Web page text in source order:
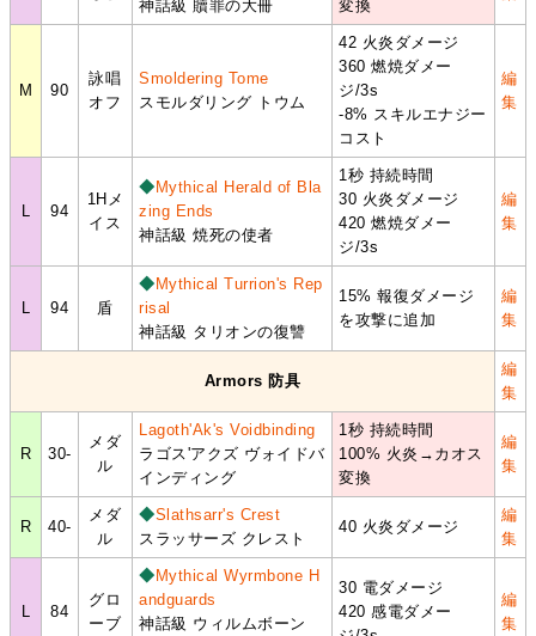
神話級 贖罪の大冊
変換
M 90
詠唱
オフ
Smoldering Tome
スモルダリング トウム
42 火炎ダメージ
360 燃焼ダメー
ジ/3s
-8% スキルエナジー
コスト
編
集
94
1Hメ
イス
◆ Mythical Herald of Bla
zing Ends
神話級 焼死の使者
1秒 持続時間
30 火炎ダメージ
420 燃焼ダメー
ジ/3s
編
集
94 盾
◆ Mythical Turrion's Rep
risal
神話級 タリオンの復讐
15% 報復ダメージ
を攻撃に追加
編
集
Armors 防具
編
集
R 30-
メダ
ル
Lagoth'Ak's Voidbinding
ラゴス'アクズ ヴォイドバ
インディング
1秒 持続時間
100% 火炎→カオス
変換
編
集
R 40-
メダ
ル
◆Slathsarr's Crest
スラッサーズ クレスト
40 火炎ダメージ
編
集
84
グロ
ーブ
◆ Mythical Wyrmbone H
andguards
神話級 ウィルムボーン
30 電ダメージ
420 感電ダメー
編
集